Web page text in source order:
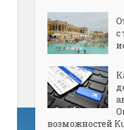
с
возможностей